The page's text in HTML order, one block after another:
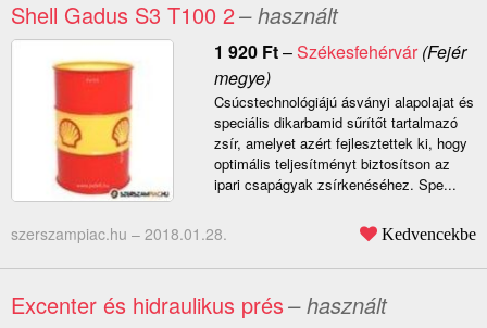
Shell Gadus S3 T100 2– használt
1 920 Ft–Székesfehérvár(Fejér
megye)
Csúcstechnológiájú ásványi alapolajat és
speciális dikarbamid sűrítőt tartalmazó
zsír, amelyet azért fejlesztettek ki, hogy
optimális teljesítményt biztosítson az
ipari csapágyak zsírkenéséhez. Spe...
szerszampiac.hu – 2018.01.28. Kedvencekbe
Excenter és hidraulikus prés– használt